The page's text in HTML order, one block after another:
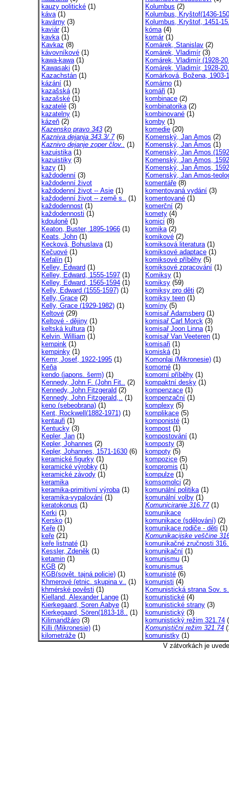
kauzy politické (1)
káva(1)
kavárny (3)
kaviár(1)
kavka(1)
Kavkaz (8)
kávovníkové (1)
kawa-kawa(1)
Kawasaki (1)
Kazachstán (1)
kázání (1)
kazašská(1)
kazašské (1)
kazatelé (3)
kazatelny (1)
kázeň (2)
Kazensko pravo 343 (2)
Kazniva dejanja 343.3/.7(6)
Kaznivo dejanje zoper člov.. (1)
kazuistika(1)
kazuistiky (3)
kazy (1)
každodenní (3)
každodenní život
každodenní život -- Asie (1)
každodenní život -- země s.. (1)
každodennost (1)
každodennosti (1)
kdouloně (1)
Keaton, Buster, 1895-1966 (1)
Keats, John (1)
Kecková, Bohuslava(1)
Kečuové (1)
Kefalín (1)
Kelley, Edward (1)
Kelley, Edward, 1555-1597 (1)
Kelley, Edward, 1565-1594 (1)
Kelly, Edward (1555-1597) (1)
Kelly, Grace (2)
Kelly, Grace (1929-1982) (1)
Keltové (29)
Keltové - dějiny (1)
keltská kultura(1)
Kelvin, William (1)
kempink (1)
kempinky (1)
Kemr, Josef, 1922-1995 (1)
Keňa
kendo (japons. šerm) (1)
Kennedy, John F. (John Fit.. (2)
Kennedy, John Fitzgerald (2)
Kennedy, John Fitzgerald,.. (1)
keno (sebeobrana) (1)
Kent, Rockwell(1882-1971) (1)
kentauři (1)
Kentucky (3)
Kepler, Jan (1)
Kepler, Johannes (2)
Kepler, Johannes, 1571-1630 (6)
keramické figurky (1)
keramické výrobky (1)
keramické závody (1)
keramika
keramika-primitivní výroba(1)
keramika-vypalování (1)
keratokonus (1)
Kerki (1)
Kersko (1)
Keře (1)
keře (21)
keře listnaté (1)
Kessler, Zdeněk (1)
ketamin (1)
KGB (2)
KGB(sovět. tajná policie) (1)
Khmerové (etnic. skupina v.. (1)
khmérské pověsti (1)
Kielland, Alexander Lange (1)
Kierkegaard, Soren Aabye (1)
Kierkegaard, Sören(1813-18.. (1)
Kilimandžáro (3)
Killi (Mikronesie) (1)
kilometráže (1)
Kolumbus (2)
Kolumbus, Kryštof(1436-
Kolumbus, Kryštof, 1451-
kóma(4)
komár(1)
Komárek, Stanislav (2)
Komárek, Vladimír(3)
Komárek, Vladimír (1928-
Komárek, Vladimír, 1928-
Komárková, Božena, 1903-
Komárno (1)
komáři (1)
kombinace (2)
kombinatorika(2)
kombinované (1)
komby (1)
komedie (20)
Komenský, Jan Amos (2)
Komenský, Jan Ámos (1)
Komenský, Jan Amos
Komenský, Jan Amos,
Komenský, Jan Ámos,
Komenský, Jan Amos-
komentáře (8)
komentovaná vydání (3)
komentované (1)
komerční (2)
komety (4)
komici (8)
komika(2)
komikové (2)
komiksová literatura(1)
komiksové adaptace (1)
komiksové příběhy (5)
komiksové zpracování (1)
Komiksy (1)
komiksy (59)
komiksy pro děti (2)
komiksy teen (1)
komíny (5)
komisař Adamsberg (1)
komisař Carl Morck (3)
komisař Joon Linna(1)
komisař Van Veeteren (1)
komisaři (1)
komiská(1)
Komonlai (Mikronesie) (1)
komorné (1)
komorní příběhy (1)
kompaktní desky (1)
kompenzace (1)
kompenzační (1)
komplexy (5)
komplikace (5)
komponisté (1)
kompost (1)
kompostování (1)
komposty (3)
kompoty (5)
kompozice (5)
kompromis (1)
kompulze (1)
komsomolci (2)
komunální politika(1)
komunální volby (1)
Komuniciranje 316.77(1)
komunikace
komunikace (sdělování) (2)
komunikace rodiče - děti (1)
Komunikacijske veščine
komunikačné zručnosti
komunikační (1)
komunismu (1)
komunismus
komunisté (6)
komunisti (4)
Komunistická strana Sov.
komunistické (4)
komunistické strany (3)
komunistický (3)
komunistický režim 321.74
Komunistični režim 321.74
komunistky (1)
V zátvorkách je